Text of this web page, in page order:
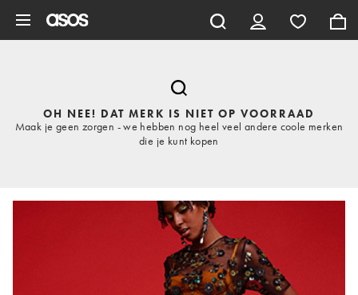
OH NEE! DAT MERK IS NIET OP VOORRAAD
Maak je geen zorgen - we hebben nog heel veel andere coole merken
die je kunt kopen